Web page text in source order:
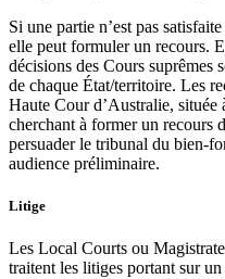
Si une partie n’est pas
elle peut formuler un recours.
décisions des Cours suprêmes
de chaque État/territoire. Les
Haute Cour d’Australie,
cherchant à former un recours
persuader le tribunal du bien-
audience préliminaire.
Litige
Les Local Courts ou
traitent les litiges portant sur